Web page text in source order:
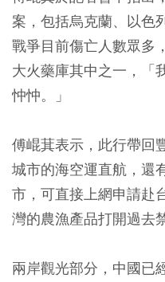
案，包括烏克蘭、以色
戰爭目前傷亡人數眾多
大火藥庫其中之一，「
忡忡。」
傅崐萁表示，此行帶回
城市的海空運直航，還
市，可直接上網申請赴
灣的農漁產品打開過去
兩岸觀光部分，中國已